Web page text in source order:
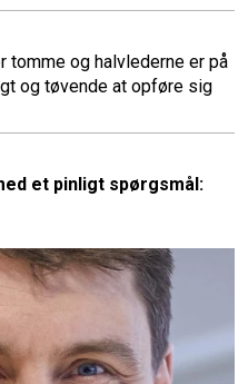
tomme og halvlederne er på
og tøvende at opføre sig
et pinligt spørgsmål: